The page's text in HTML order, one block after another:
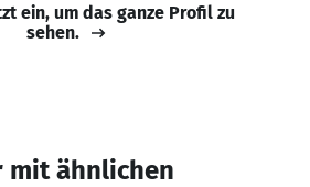
ein, um das ganze Profil zu
sehen.
mit ähnlichen